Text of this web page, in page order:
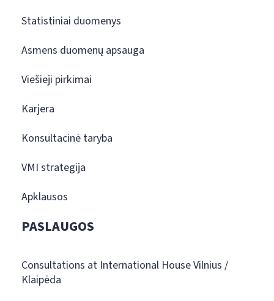
Statistiniai duomenys
Asmens duomenų apsauga
Viešieji pirkimai
Karjera
Konsultacinė taryba
VMI strategija
Apklausos
PASLAUGOS
Consultations at International House Vilnius /
Klaipėda